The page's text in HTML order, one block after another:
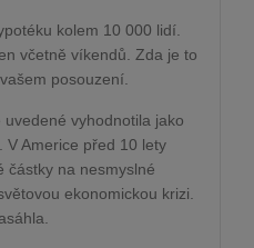
kolem 10 000 lidí.
včetně víkendů. Zda je to
posouzení.
vyhodnotila jako
Americe před 10 lety
částky na nesmyslné
ekonomickou krizi.